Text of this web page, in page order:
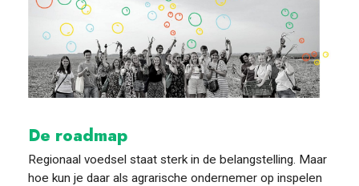
De roadmap
Regionaal voedsel staat sterk in de belangstelling. Maar
hoe kun je daar als agrarische ondernemer op inspelen